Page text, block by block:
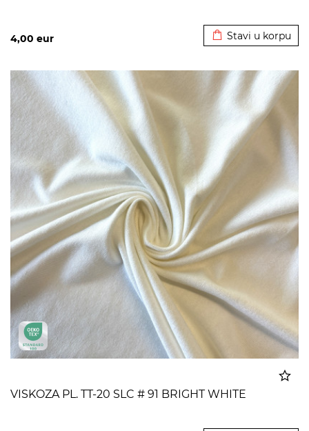
4,00 eur Stavi u korpu
VISKOZA PL. TT-20 SLC # 91 BRIGHT WHITE